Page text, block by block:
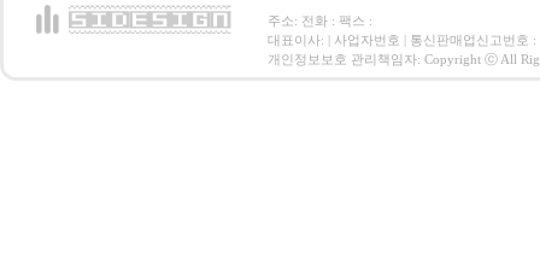
주소: 전화 : 팩스 :
대표이사: | 사업자번호 | 통신판매업신고번호 :
개인정보보호 관리책임자: Copyright ⓒ All